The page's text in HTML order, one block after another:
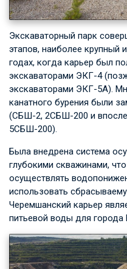
Экскаваторный парк
этапов, наиболее крупный
годах, когда карьер был
экскаваторами ЭКГ-4
экскаваторами ЭКГ-5А).
канатного бурения были
(СБШ-2, 2СБШ-200 и
5СБШ-200).
Была внедрена система
глубокими скважинами,
осуществлять
использовать
Черемшанский карьер
питьевой воды для города